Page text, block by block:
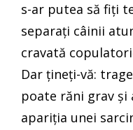
s-ar putea să fiți
separați câinii
cravată
Dar țineți-vă:
poate răni grav și
apariția unei